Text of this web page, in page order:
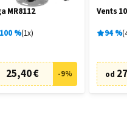
MR8112
100% 1x
25,40 € -9%
Vents 100
94% 4
od